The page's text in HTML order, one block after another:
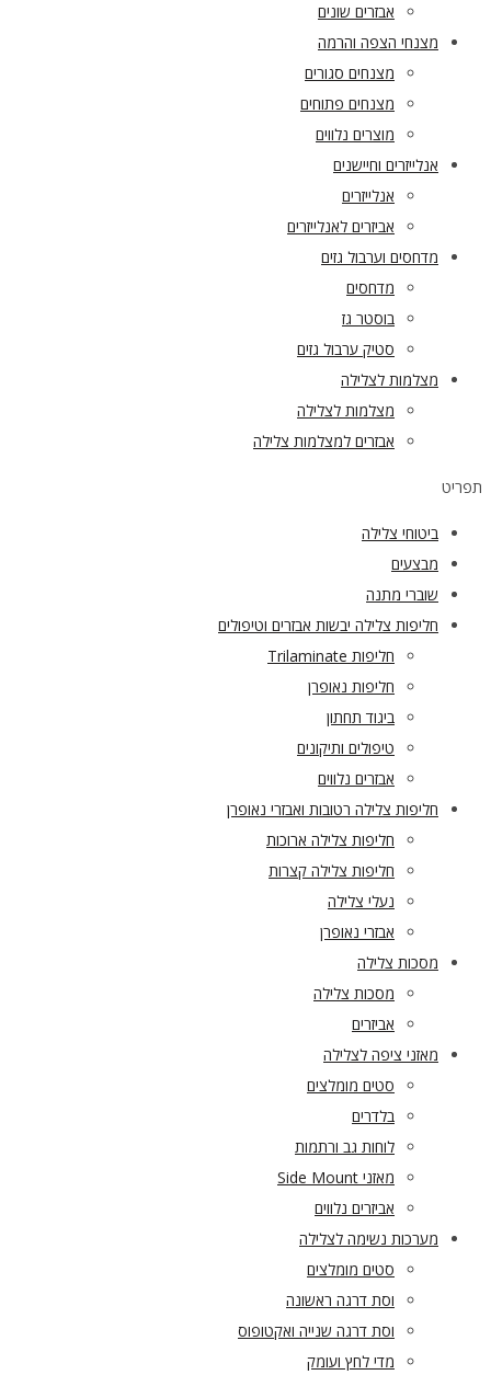
אבזרים שונים
מצנחי הצפה והרמה
מצנחים סגורים
מצנחים פתוחים
מוצרים נלווים
אנלייזרים וחיישנים
אנלייזרים
אביזרים לאנלייזרים
מדחסים וערבול גזים
מדחסים
בוסטר גז
סטיק ערבול גזים
מצלמות לצלילה
מצלמות לצלילה
אבזרים למצלמות צלילה
תפריט
ביטוחי צלילה
מבצעים
שוברי מתנה
חליפות צלילה יבשות אבזרים וטיפולים
חליפות Trilaminate
חליפות נאופרן
ביגוד תחתון
טיפולים ותיקונים
אבזרים נלווים
חליפות צלילה רטובות ואבזרי נאופרן
חליפות צלילה ארוכות
חליפות צלילה קצרות
נעלי צלילה
אבזרי נאופרן
מסכות צלילה
מסכות צלילה
אביזרים
מאזני ציפה לצלילה
סטים מומלצים
בלדרים
לוחות גב ורתמות
מאזני Side Mount
אביזרים נלווים
מערכות נשימה לצלילה
סטים מומלצים
וסת דרגה ראשונה
וסת דרגה שנייה ואקטופוס
מדי לחץ ועומק